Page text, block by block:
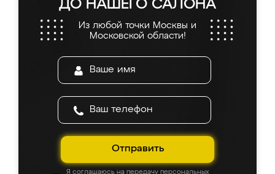
ДО НАШЕГО САЛОНА
Из любой точки Москвы и
Московской области!
Отправить
Я соглашаюсь на передачу персональных